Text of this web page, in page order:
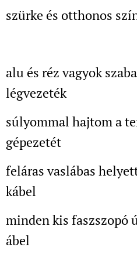
szürke és otthonos
alu és réz vagyok
légvezeték
súlyommal hajtom a
gépezetét
feláras vaslábas
kábel
minden kis faszszopó
ábel